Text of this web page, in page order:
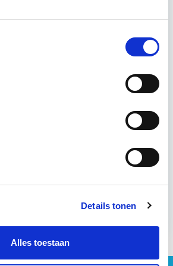
Details tonen
Alles toestaan